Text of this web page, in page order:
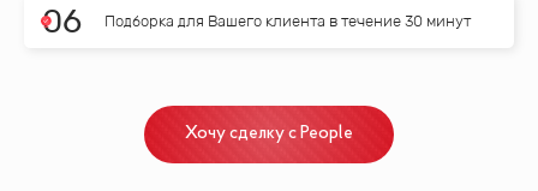
06 Подборка для Вашего клиента в течение 30 минут
Хочу сделку с People